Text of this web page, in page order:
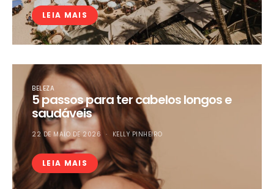
LEIA MAIS
BELEZA
5 passos para ter cabelos longos e
saudáveis
22 DE MAIO DE 2026 KELLY PINHEIRO
LEIA MAIS